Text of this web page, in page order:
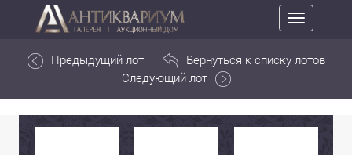
Toggle
navigation
Предыдущий лот
Вернуться к списку лотов
Следующий лот